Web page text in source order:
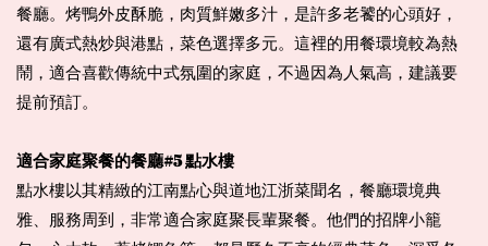
餐廳。烤鴨外皮酥脆，肉質鮮嫩多汁，是許多老饕的心頭好，
還有廣式熱炒與港點，菜色選擇多元。這裡的用餐環境較為熱
鬧，適合喜歡傳統中式氛圍的家庭，不過因為人氣高，建議要
提前預訂。
適合家庭聚餐的餐廳#5 點水樓
點水樓以其精緻的江南點心與道地江浙菜聞名，餐廳環境典
雅、服務周到，非常適合家庭聚長輩聚餐。他們的招牌小籠